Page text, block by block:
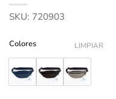
SKU: 720903
Colores LIMPIAR